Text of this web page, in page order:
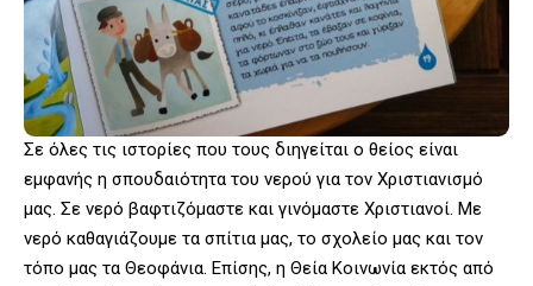
Σε όλες τις ιστορίες που τους διηγείται ο θείος είναι
εμφανής η σπουδαιότητα του νερού για τον Χριστιανισμό
μας. Σε νερό βαφτιζόμαστε και γινόμαστε Χριστιανοί. Με
νερό καθαγιάζουμε τα σπίτια μας, το σχολείο μας και τον
τόπο μας τα Θεοφάνια. Επίσης, η Θεία Κοινωνία εκτός από